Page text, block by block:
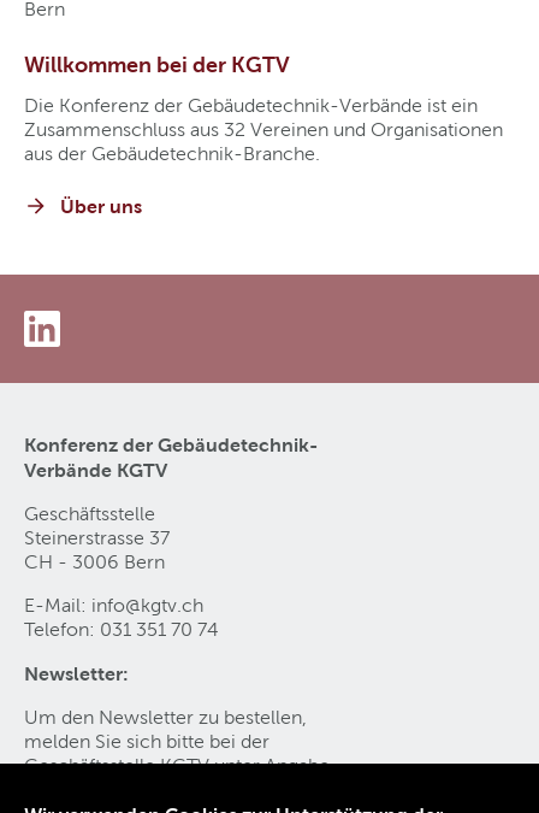
Bern
Willkommen bei der KGTV
Die Konferenz der Gebäudetechnik-Verbände ist ein
Zusammenschluss aus 32 Vereinen und Organisationen
aus der Gebäudetechnik-Branche.
Über uns
Konferenz der Gebäudetechnik-
Verbände KGTV
Geschäftsstelle
Steinerstrasse 37
CH - 3006 Bern
E-Mail: info@kgtv ch
Telefon: 031 351 70 74
Newsletter:
Um den Newsletter zu bestellen,
melden Sie sich bitte bei der
Geschäftsstelle KGTVunter Angabe